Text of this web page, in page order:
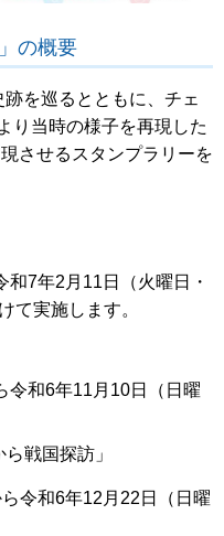
の概要
を巡るとともに、チェ
り当時の様子を再現した
させるスタンプラリーを
7年2月11日（火曜日・
て実施します。
和6年11月10日（日曜
戦国探訪」
令和6年12月22日（日曜